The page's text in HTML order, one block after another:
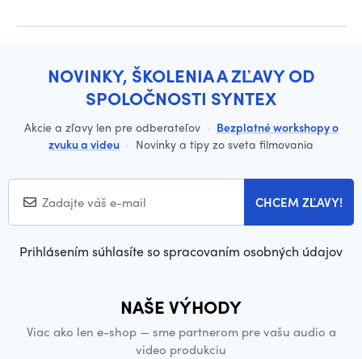
NOVINKY, ŠKOLENIA A ZĽAVY OD
SPOLOČNOSTI SYNTEX
Akcie a zľavy len pre odberateľov · Bezplatné workshopy o
zvuku a videu · Novinky a tipy zo sveta filmovania
CHCEM ZĽAVY!
Prihlásením súhlasíte so spracovaním osobných údajov
NAŠE VÝHODY
Viac ako len e-shop — sme partnerom pre vašu audio a
video produkciu